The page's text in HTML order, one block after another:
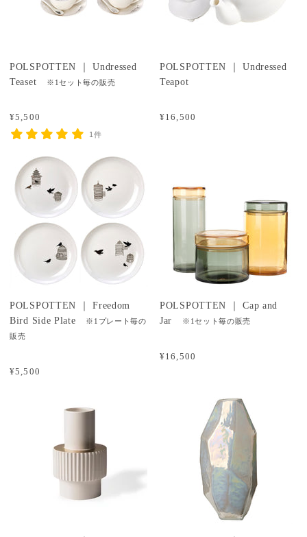
¥5,500
POLSPOTTEN ｜ Undressed
Teaset
※1セット毎の販売
1件
¥16,500
POLSPOTTEN ｜ Undressed
Teapot
¥5,500
POLSPOTTEN ｜ Freedom
Bird Side Plate
※1プレート毎の
販売
¥16,500
POLSPOTTEN ｜ Cap and
Jar
※1セット毎の販売